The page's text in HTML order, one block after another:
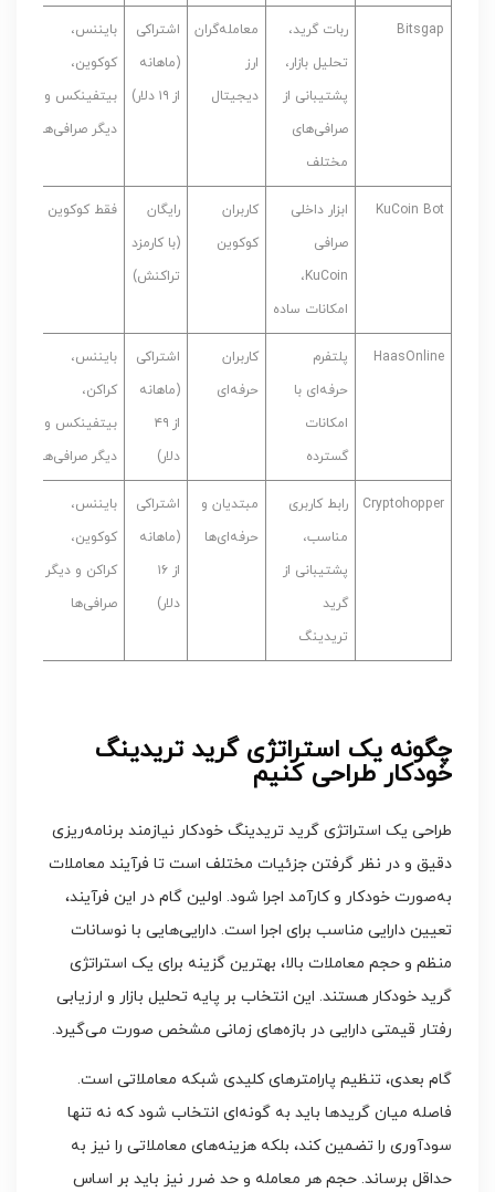
Bitsgap
ربات گرید،
تحلیل بازار،
پشتیبانی از
صرافی‌های
مختلف
معامله‌گران
ارز
دیجیتال
اشتراکی
(ماهانه
از ۱۹ دلار)
بایننس،
کوکوین،
بیتفینکس و
دیگر صرافی‌ها
KuCoin Bot
ابزار داخلی
صرافی
KuCoin،
امکانات ساده
کاربران
کوکوین
رایگان
(با کارمزد
تراکنش)
فقط کوکوین
HaasOnline
پلتفرم
حرفه‌ای با
امکانات
گسترده
کاربران
حرفه‌ای
اشتراکی
(ماهانه
از ۴۹
دلار)
بایننس،
کراکن،
بیتفینکس و
دیگر صرافی‌ها
Cryptohopper
رابط کاربری
مناسب،
پشتیبانی از
گرید
تریدینگ
مبتدیان و
حرفه‌ای‌ها
اشتراکی
(ماهانه
از ۱۶
دلار)
بایننس،
کوکوین،
کراکن و دیگر
صرافی‌ها
چگونه یک استراتژی گرید تریدینگ
خودکار طراحی کنیم
طراحی یک استراتژی گرید تریدینگ خودکار نیازمند برنامه‌ریزی
دقیق و در نظر گرفتن جزئیات مختلف است تا فرآیند معاملات
به‌صورت خودکار و کارآمد اجرا شود. اولین گام در این فرآیند،
تعیین دارایی مناسب برای اجرا است. دارایی‌هایی با نوسانات
منظم و حجم معاملات بالا، بهترین گزینه برای یک استراتژی
گرید خودکار هستند. این انتخاب بر پایه تحلیل بازار و ارزیابی
رفتار قیمتی دارایی در بازه‌های زمانی مشخص صورت می‌گیرد.
گام بعدی، تنظیم پارامترهای کلیدی شبکه معاملاتی است.
فاصله میان گریدها باید به گونه‌ای انتخاب شود که نه تنها
سودآوری را تضمین کند، بلکه هزینه‌های معاملاتی را نیز به
حداقل برساند. حجم هر معامله و حد ضرر نیز باید بر اساس